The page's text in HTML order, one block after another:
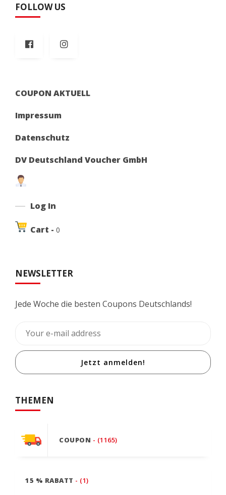
FOLLOW US
COUPON AKTUELL
Impressum
Datenschutz
DV Deutschland Voucher GmbH
Log In
Cart - 0
NEWSLETTER
Jede Woche die besten Coupons Deutschlands!
Jetzt anmelden!
THEMEN
COUPON - (1165)
15 % RABATT - (1)